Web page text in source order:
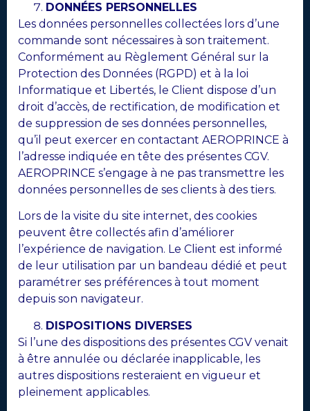
DONNÉES PERSONNELLES
Les données personnelles collectées lors d’une
commande sont nécessaires à son traitement.
Conformément au Règlement Général sur la
Protection des Données (RGPD) et à la loi
Informatique et Libertés, le Client dispose d’un
droit d’accès, de rectification, de modification et
de suppression de ses données personnelles,
qu’il peut exercer en contactant AEROPRINCE à
l’adresse indiquée en tête des présentes CGV.
AEROPRINCE s’engage à ne pas transmettre les
données personnelles de ses clients à des tiers.
Lors de la visite du site internet, des cookies
peuvent être collectés afin d’améliorer
l’expérience de navigation. Le Client est informé
de leur utilisation par un bandeau dédié et peut
paramétrer ses préférences à tout moment
depuis son navigateur.
DISPOSITIONS DIVERSES
Si l’une des dispositions des présentes CGV venait
à être annulée ou déclarée inapplicable, les
autres dispositions resteraient en vigueur et
pleinement applicables.